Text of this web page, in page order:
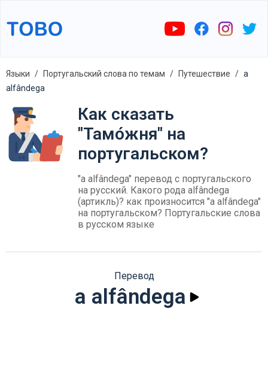
Языки Португальский слова по темам Путешествие
a
alfândega
Как сказать
"Тамо́жня" на
португальском?
"a alfândega" перевод с португальского
на русский. Какого рода alfândega
(артикль)? как произносится "a alfândega"
на португальском? Португальские слова
в русском языке
Перевод
a alfândega